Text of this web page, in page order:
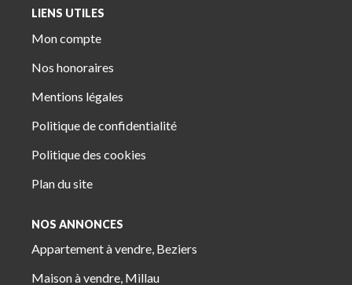
LIENS UTILES
Mon compte
Nos honoraires
Mentions légales
Politique de confidentialité
Politique des cookies
Plan du site
NOS ANNONCES
Appartement à vendre, Beziers
Maison à vendre, Millau